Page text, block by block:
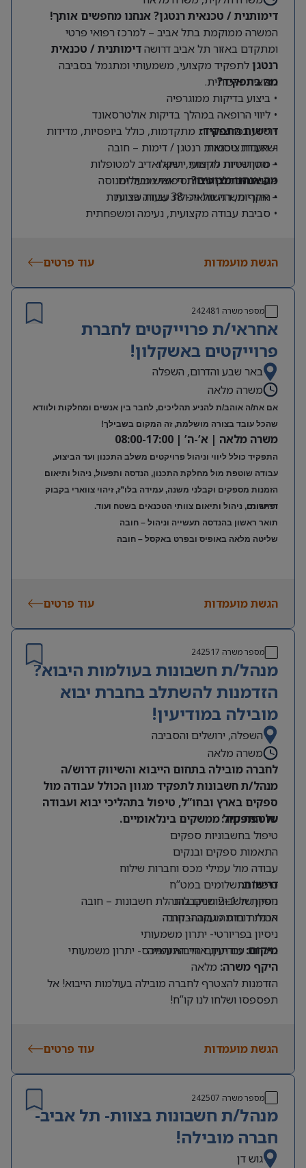
ניסיון בהובלת הקמות, הרחבות או טרנספורמציות
תפעוליות משמעותיות – יתרון.
דימותנית / טכנאית רנטגן? אנחנו מחפשים אותך!
המשרה ממוקמת בתל אביב – למרכז רפואי פרטי
ומתקדם באזור תל אביב דרושהדימותנית / טכנאית
רנטגןלתפקיד מקצועי, משמעותי ומתגמל בסביבה
רפואית איכותית.
מה בתפקיד?
• ביצוע בדיקות ממוגרפיה
• ליווי הרופאה במהלך בדיקות אולטרסאונד
• סיוע בפרוצדורות מתקדמות, כולל ביופסיות, מדידות
ושאיבות ציסטות
• מתן שירות מקצועי, רגיש ואדיב למטופלות
• עבודה כחלק מצוות רפואי מוביל ומנוסה
דרישות התפקיד:
– תעודת טכנאית רנטגן / דימות – חובה
– סטודנטיות לדימות יישקלו
– שירותיות גבוהה ויחסי אנוש מעולים
– אחריות, רגישות ויכולת עבודה בצוות
מה אנחנו מציעים?
• היקף משרה מלאה- 38 שעות שבועיות
• סביבת עבודה מקצועית, נעימה ומשפחתית
• הזדמנות להשתלב במרכז רפואי מוביל עם אופק מקצועי
הגשת מועמדות עוד פרטים
מספר משרה 242481
אחראי/ת פרוייקטים לחברת
פרוייקטים באשקלון!
באר שבע והדרום, השפלה
משרה מלאה
אם את/ה אוהב/ת להניע תהליכים, לחבר בין אנשים ומחלקות ולוודא
שהכל עובד בצורה מושלמת, זה המקום בשבילך!
משרה מלאה | א’-ה’ | 08:00-17:00
התפקיד כולל ליווי וניהול פרויקטים משלב התכנון ועד הביצוע,
עבודה שוטפת מול מחלקת התכנון, הנדסה ותפעול, ניהול ותיאום
הזמנות מספקים וקבלני משנה, עמידה בלו”ז, זיהוי צווארי בקבוק
ופתרונם, ניהול ותיאום צוותי הטכנאים בשטח ועוד.
דרישות:
תואר ראשון בהנדסה תעשייה וניהול – חובה
שליטה מלאה באופיס ובפרט באקסל – חובה
הגשת מועמדות עוד פרטים
מספר משרה 242517
מנהל/ת חשבונות בעולמות היבוא?
הזדמנות להשתלב בחברת יבוא
מובילה במודיעין!
השפלה, ירושלים והסביבה
משרה מלאה
לחברה מובילה בתחום הייבוא והשיווק דרוש/ה
מנהל/ת חשבונות לתפקיד מגוון הכולל עבודה מול
ספקים בארץ ובחו”ל, טיפול בתהליכי יבוא ועבודה
שוטפת מול ממשקים בינלאומיים.
על התפקיד:
טיפול בחשבוניות ספקים
התאמות ספקים ובנקים
עבודה מול עמילי מכס וחברות שילוח
טיפול בתשלומים במט”ח
הפקת חשבוניות וקבלות
הכנת דוחות מעקב ובקרה
דרישות:
ניסיון של 1–2 שנים בהנהלת חשבונות – חובה
אנגלית ברמה גבוהה- חובה
ניסיון בפריורטי- יתרון משמעותי
היכרות עם תחום הייבוא והמכס- יתרון משמעותי
מיקום:מודיעין, אזור התעשייה
היקף משרה: מלאה
הזדמנות להצטרף לחברה מובילה בעולמות הייבוא! אל
תפספסו ושלחו לנו קו”ח!
הגשת מועמדות עוד פרטים
מספר משרה 242507
מנהל/ת חשבונות בצוות- תל אביב-
חברה מובילה!
גוש דן